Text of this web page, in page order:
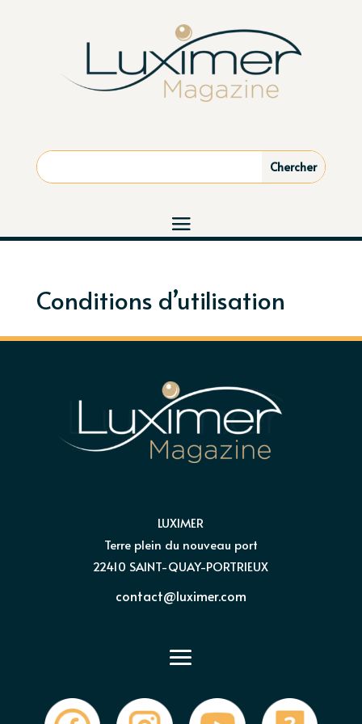
Conditions d’utilisation
LUXIMER
Terre plein du nouveau port
22410 SAINT-QUAY-PORTRIEUX
contact@luximer.com